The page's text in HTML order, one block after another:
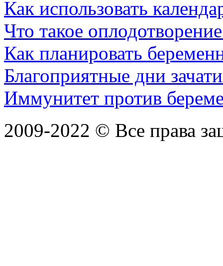
Как использовать
Что такое
Как планировать
Благоприятные дни
Иммунитет против
2009-2022 © Все права